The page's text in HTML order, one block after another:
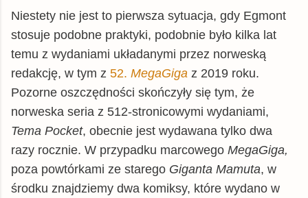
Niestety nie jest to pierwsza sytuacja, gdy Egmont
stosuje podobne praktyki, podobnie było kilka lat
temu z wydaniami układanymi przez norweską
redakcję, w tym z 52. MegaGiga z 2019 roku.
Pozorne oszczędności skończyły się tym, że
norweska seria z 512-stronicowymi wydaniami,
Tema Pocket, obecnie jest wydawana tylko dwa
razy rocznie. W przypadku marcowego MegaGiga,
poza powtórkami ze starego Giganta Mamuta, w
środku znajdziemy dwa komiksy, które wydano w